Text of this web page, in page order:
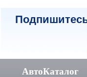
АвтоКаталог